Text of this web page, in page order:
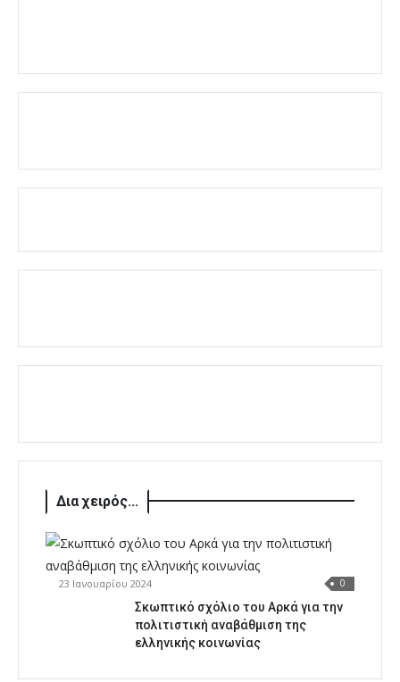
Δια χειρός...
23 Ιανουαρίου 2024 0
Σκωπτικό σχόλιο του Αρκά για την
πολιτιστική αναβάθμιση της
ελληνικής κοινωνίας